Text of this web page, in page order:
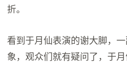
折。
看到于月仙表演的谢大脚，
象，观众们就有疑问了，于